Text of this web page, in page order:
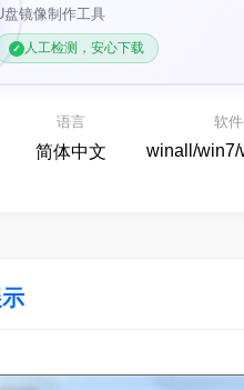
盘镜像制作工具
人工检测，安心下载
语言
简体中文
软
winall/win7/